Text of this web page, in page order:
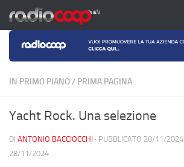
Salta al contenuto
IN PRIMO PIANO/ PRIMA PAGINA
Yacht Rock. Una selezione
DI ANTONIO BACCIOCCHI · PUBBLICATO 28/11/2024
28/11/2024